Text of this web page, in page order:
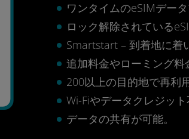
ワンタイムのeSIMデータ
ロック解除されている
Smartstart – 到着地に着
追加料金やローミング料
200以上の目的地で再利
Wi-Fiやデータクレジッ
データの共有が可能。